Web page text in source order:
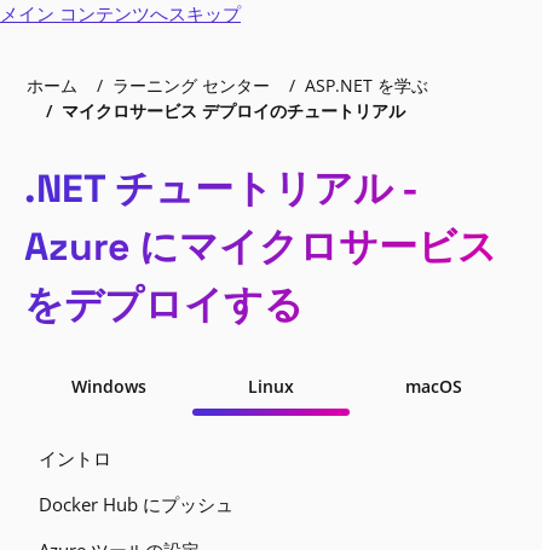
メイン コンテンツへスキップ
ホーム ラーニング センター
ASP.NET を学ぶ
マイクロサービス デプロイのチュートリアル
.NET チュートリアル -
Azure にマイクロサービス
をデプロイする
Windows Linux macOS
イントロ
Docker Hub にプッシュ